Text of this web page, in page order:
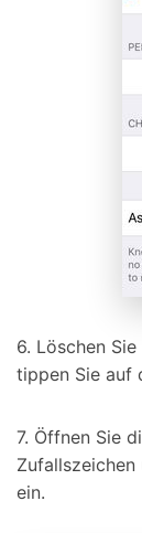
6. Löschen
tippen Sie auf
7. Öffnen Sie
Zufallszeichen
ein.